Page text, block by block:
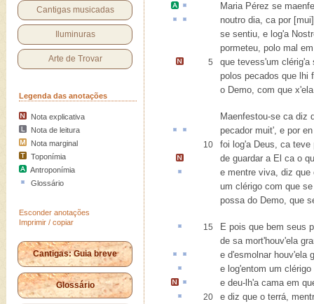
Cantigas musicadas
Iluminuras
Arte de Trovar
Legenda das anotações
Nota explicativa
Nota de leitura
Nota marginal
Toponímia
Antroponímia
Glossário
Esconder anotações
Imprimir / copiar
Cantigas: Guia breve
Glossário
Maria Pérez se
noutro dia, ca por
se sentiu, e log'a
pormeteu, polo mal
5 que tevess'um clérig'a
polos pecados que lhi
o Demo, com que
Maenfestou-se ca diz
pecador muit', e por en
10
foi log'a Deus, ca teve
de guardar a El ca o
e mentre viva, diz que
um clérigo com que
possa do Demo, que
15
E pois que bem seus
de sa mort'houv'ela
e d'esmolnar houv'ela
e log'entom um clérigo
e deu-lh'a cama em
20 e diz que o terrá,